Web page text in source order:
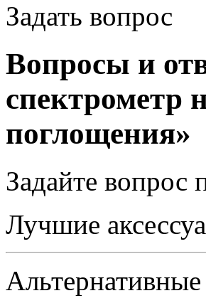
Задать вопрос
Вопросы и
спектрометр
поглощения»
Задайте вопрос
Лучшие